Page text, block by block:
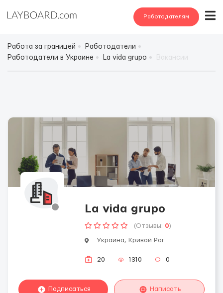
Работодателям
Работа за границей
Работодатели
Работодатели в Украине
La vida grupo
La vida grupo
(Отзывы: 0)
Украина, Кривой Рог
20 1310 0
Подписаться Написать